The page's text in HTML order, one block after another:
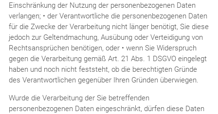
Einschränkung der Nutzung der personenbezogenen Daten
verlangen; • der Verantwortliche die personenbezogenen Daten
für die Zwecke der Verarbeitung nicht länger benötigt, Sie diese
jedoch zur Geltendmachung, Ausübung oder Verteidigung von
Rechtsansprüchen benötigen, oder • wenn Sie Widerspruch
gegen die Verarbeitung gemäß Art. 21 Abs. 1 DSGVO eingelegt
haben und noch nicht feststeht, ob die berechtigten Gründe
des Verantwortlichen gegenüber Ihren Gründen überwiegen.
Wurde die Verarbeitung der Sie betreffenden
personenbezogenen Daten eingeschränkt, dürfen diese Daten